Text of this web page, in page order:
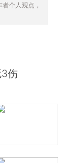
个人观点，
3伤